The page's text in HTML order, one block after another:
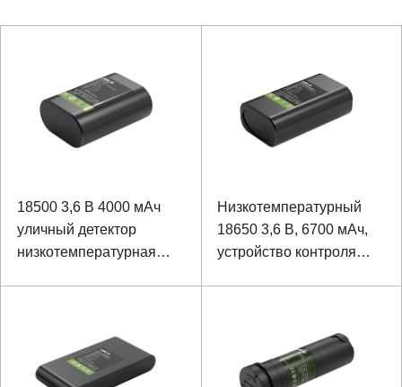
18500 3,6 В 4000 мАч
уличный детектор
низкотемпературная
Низкотемпературный
18650 3,6 В, 6700 мАч,
устройство контроля
(логистика холодовой
цепи внутри отсека)